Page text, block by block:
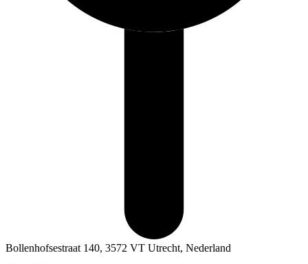
Bollenhofsestraat 140, 3572 VT Utrecht, Nederland